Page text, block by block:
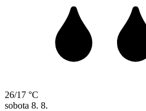
26/17 °C
sobota 8. 8.